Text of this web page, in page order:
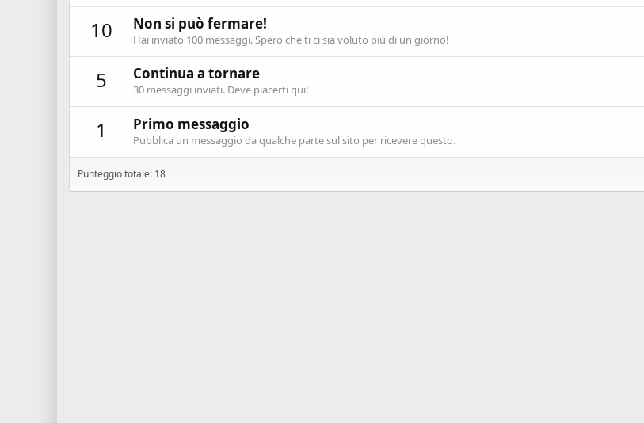
10 Non si può fermare!
Hai inviato 100 messaggi. Spero che ti ci sia voluto più di un giorno!
5 Continua a tornare
30 messaggi inviati. Deve piacerti qui!
1 Primo messaggio
Pubblica un messaggio da qualche parte sul sito per ricevere questo.
Punteggio totale: 18